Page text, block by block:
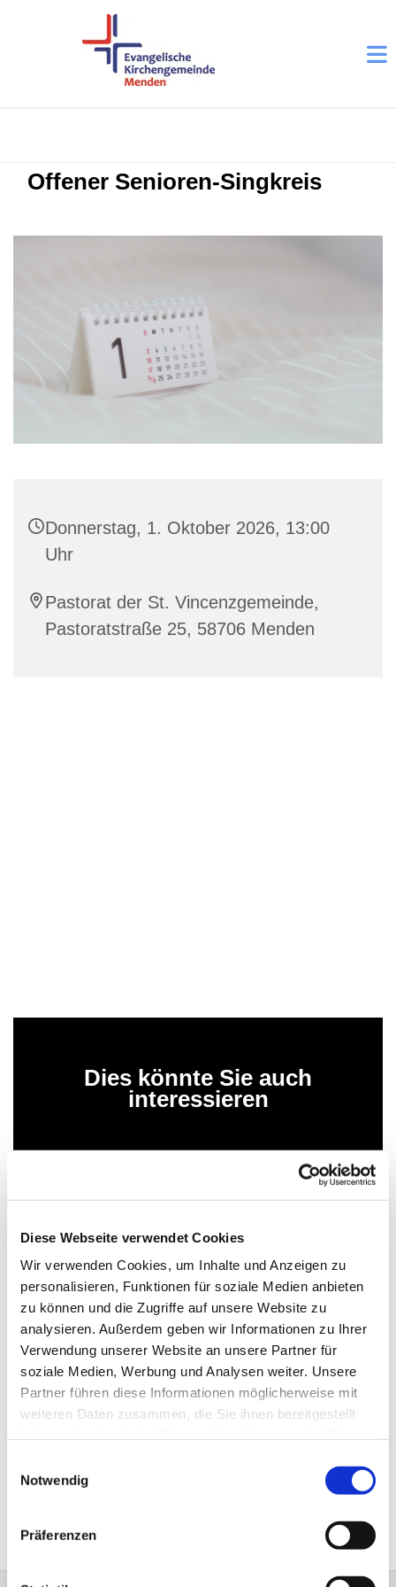
Diese Webseite verwendet Cookies
Wir verwenden Cookies, um Inhalte und Anzeigen zu
personalisieren, Funktionen für soziale Medien anbieten
zu können und die Zugriffe auf unsere Website zu
analysieren. Außerdem geben wir Informationen zu Ihrer
Verwendung unserer Website an unsere Partner für
soziale Medien, Werbung und Analysen weiter. Unsere
Partner führen diese Informationen möglicherweise mit
weiteren Daten zusammen, die Sie ihnen bereitgestellt
Notwendig
Präferenzen
Offener Senioren-Singkreis
Donnerstag, 1. Oktober 2026, 13:00
Uhr
Pastorat der St. Vincenzgemeinde,
Pastoratstraße 25, 58706 Menden
Dies könnte Sie auch
interessieren